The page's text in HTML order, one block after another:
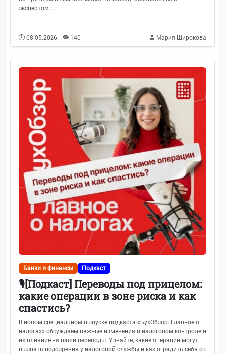
экспертом. ...
08.05.2026 140 Мария Широкова
Банки и финансы Подкаст
🎙[Подкаст] Переводы под прицелом:
какие операции в зоне риска и как
спастись?
В новом специальном выпуске подкаста «БухОбзор: Главное о
налогах» обсуждаем важные изменения в налоговом контроле и
их влияние на ваши переводы. Узнайте, какие операции могут
вызвать подозрения у налоговой службы и как оградить себя от